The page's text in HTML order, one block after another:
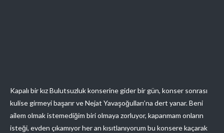
Kapalı bir kız Bulutsuzluk konserine gider bir gün, konser sonrası
kulise girmeyi başarır ve Nejat Yavaşoğulları’na dert yanar. Beni
ailem olmak istemediğim biri olmaya zorluyor, kapanmam onların
isteği, evden çıkamıyor her an kısıtlanıyorum bu konsere kaçarak